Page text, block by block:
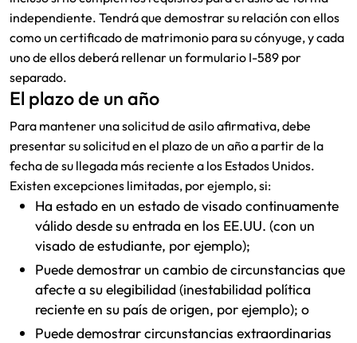
independiente. Tendrá que demostrar su relación con ellos
como un certificado de matrimonio para su cónyuge, y cada
uno de ellos deberá rellenar un formulario I-589 por
separado.
El plazo de un año
Para mantener una solicitud de asilo afirmativa, debe
presentar su solicitud en el plazo de un año a partir de la
fecha de su llegada más reciente a los Estados Unidos.
Existen excepciones limitadas, por ejemplo, si:
Ha estado en un estado de visado continuamente
válido desde su entrada en los EE.UU. (con un
visado de estudiante, por ejemplo);
Puede demostrar un cambio de circunstancias que
afecte a su elegibilidad (inestabilidad política
reciente en su país de origen, por ejemplo); o
Puede demostrar circunstancias extraordinarias